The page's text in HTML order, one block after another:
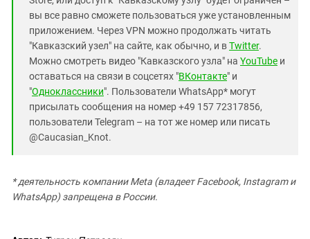
вы все равно сможете пользоваться уже установленным
приложением. Через VPN можно продолжать читать
"Кавказский узел" на сайте, как обычно, и вTwitter.
Можно смотреть видео "Кавказского узла" на YouTube и
оставаться на связи в соцсетях "ВКонтакте" и
"Одноклассники". Пользователи WhatsApp* могут
присылать сообщения на номер +49 157 72317856,
пользователи Telegram – на тот же номер или писать
@Caucasian_Knot.
* деятельность компании Meta (владеет Facebook, Instagram и
WhatsApp) запрещена в России.